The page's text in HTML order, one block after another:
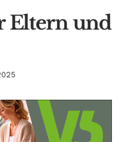
Eltern und